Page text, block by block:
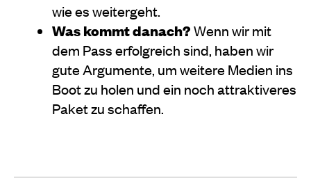
wie es weitergeht.
Was kommt danach?Wenn wir mit
dem Pass erfolgreich sind, haben wir
gute Argumente, um weitere Medien ins
Boot zu holen und ein noch attraktiveres
Paket zu schaffen.